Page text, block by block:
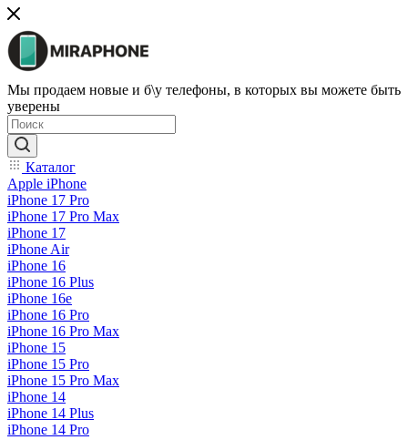
Мы продаем новые и б\у телефоны, в которых вы можете быть
уверены
Каталог
Apple iPhone
iPhone 17 Pro
iPhone 17 Pro Max
iPhone 17
iPhone Air
iPhone 16
iPhone 16 Plus
iPhone 16e
iPhone 16 Pro
iPhone 16 Pro Max
iPhone 15
iPhone 15 Pro
iPhone 15 Pro Max
iPhone 14
iPhone 14 Plus
iPhone 14 Pro